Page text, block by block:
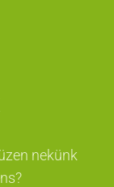
nekünk